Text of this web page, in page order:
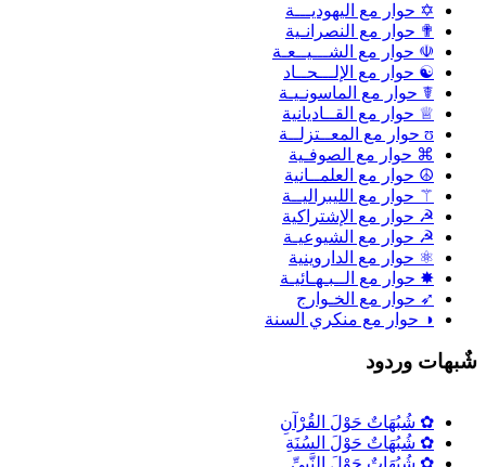
✡ حوار مع اليهوديـــة
✟ حوار مع النصرانـية
☫ حوار مع الشـــيــعـة
☯ حوار مع الإلـــحــاد
☤ حوار مع الماسونـيـة
♕ حوار مع القــاديانية
ʊ حوار مع المعــتزلــة
⌘ حوار مع الصوفـية
☮ حوار مع العلمــانية
⚚ حوار مع الليبراليــة
☭ حوار مع الإشتراكية
☭ حوار مع الشيوعيـة
⚛ حوار مع الداروينية
✸ حوار مع الــبـهـائيـة
➶ حوار مع الخـوارج
◑ حوار مع منكري السنة
وردود
✿ شُبُهَاتٌ حَوْلَ القُرْآنِ
✿ شُبُهَاتٌ حَوْلَ السُنَةِ
✿ شُبُهَاتٌ حَوْلَ النَّبِيِّ